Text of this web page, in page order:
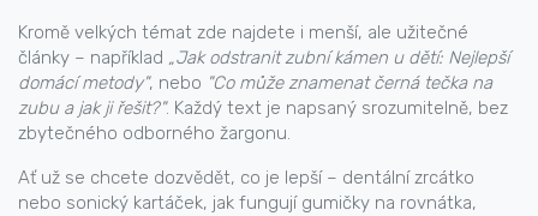
Kromě velkých témat zde najdete i menší, ale užitečné
články – například „Jak odstranit zubní kámen u dětí: Nejlepší
domácí metody", nebo "Co může znamenat černá tečka na
zubu a jak ji řešit?". Každý text je napsaný srozumitelně, bez
zbytečného odborného žargonu.
Ať už se chcete dozvědět, co je lepší – dentální zrcátko
nebo sonický kartáček, jak fungují gumičky na rovnátka,